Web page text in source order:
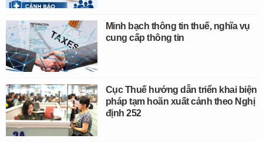
Minh bạch thông tin thuế, nghĩa vụ
cung cấp thông tin
Cục Thuế hướng dẫn triển khai biện
pháp tạm hoãn xuất cảnh theo Nghị
định 252